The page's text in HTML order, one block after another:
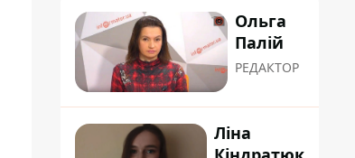
Ольга
Палій
РЕДАКТОР
Ліна